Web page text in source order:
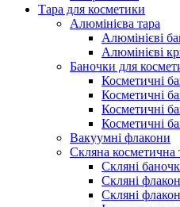
Тара для косметики
Алюмінієва тара
Алюмінієві
Алюмінієві
Баночки для
Косметичні
Косметичні
Косметичні
Косметичні
Вакуумні флакони
Скляна косметична
Скляні
Скляні
Скляні